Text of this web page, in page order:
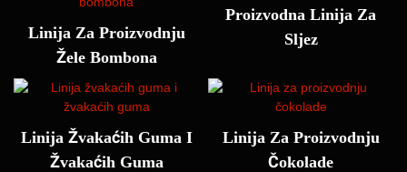
Linija Za Proizvodnju
Žele Bombona
Proizvodna Linija Za
Sljez
Linija Žvakaćih Guma I
Žvakaćih Guma
Linija Za Proizvodnju
Čokolade